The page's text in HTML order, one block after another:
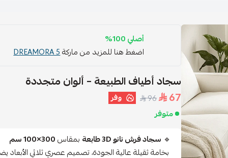
أصلي 100%
اضغط هنا للمزيد من ماركةDREAMORA 5
سجاد أطياف الطبيعة – ألوان متجددة
67
96 وفر
متوفر
🔹 سجاد فرش نانو 3D طابعة بمقاس300×100 سم
بخامة ثقيلة عالية الجودة، تصميم عصري ثلاثي